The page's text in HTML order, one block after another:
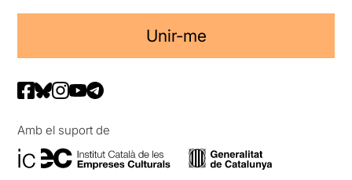
Unir-me
Amb el suport de